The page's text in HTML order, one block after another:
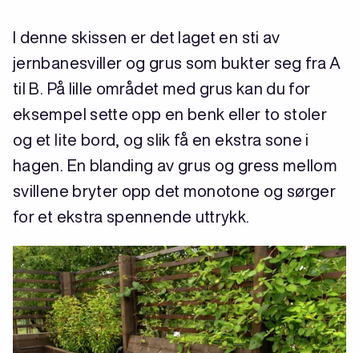
I denne skissen er det laget en sti av
jernbanesviller og grus som bukter seg fra A
til B. På lille området med grus kan du for
eksempel sette opp en benk eller to stoler
og et lite bord, og slik få en ekstra sone i
hagen. En blanding av grus og gress mellom
svillene bryter opp det monotone og sørger
for et ekstra spennende uttrykk.